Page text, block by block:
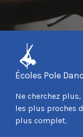
Écoles Pole
Ne cherchez
les plus proches
plus complet.